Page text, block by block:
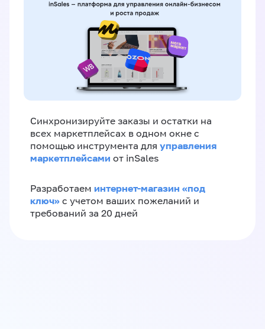
Синхронизируйте заказы и остатки на
всех маркетплейсах в одном окне с
помощью инструмента для управления
маркетплейсами от inSales
Разработаем интернет-магазин «‎под
ключ»‎ с учетом ваших пожеланий и
требований за 20 дней